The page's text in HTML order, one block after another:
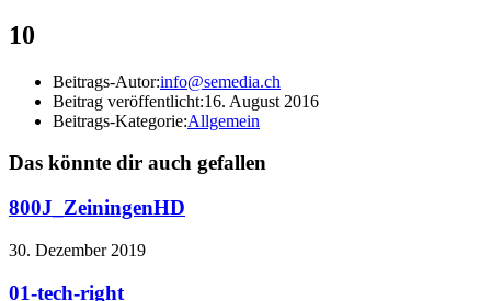
10
Beitrags-Autor:info@semedia.ch
Beitrag veröffentlicht:16. August 2016
Beitrags-Kategorie:Allgemein
Das könnte dir auch gefallen
800J_ZeiningenHD
30. Dezember 2019
01-tech-right